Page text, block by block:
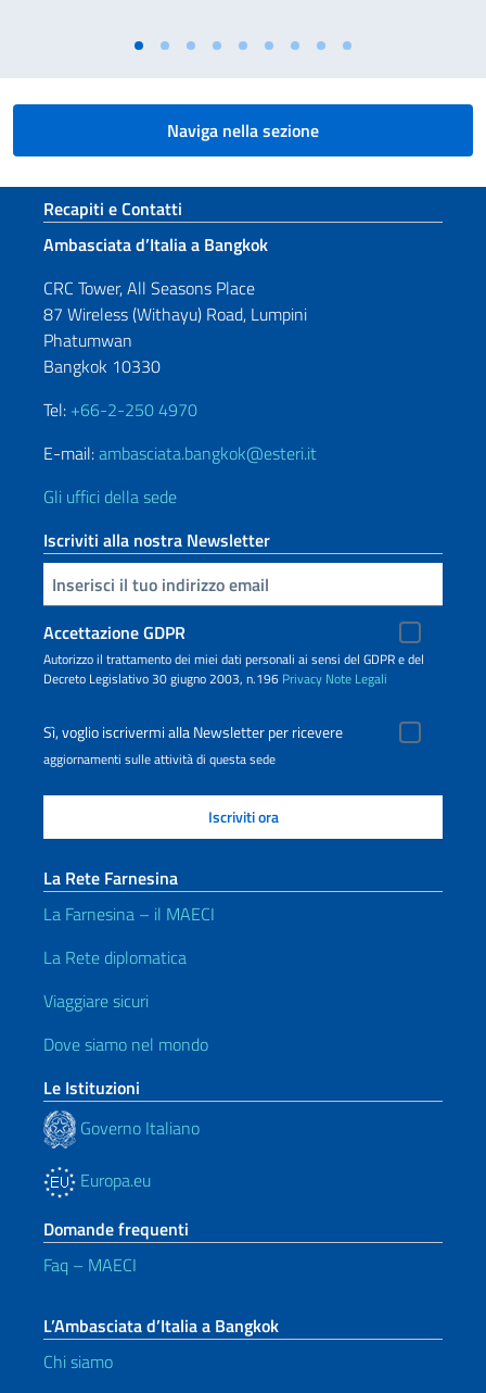
Naviga nella sezione
Sezione footer
Recapiti e Contatti
Ambasciata d’Italia a Bangkok
CRC Tower, All Seasons Place
87 Wireless (Withayu) Road, Lumpini
Phatumwan
Bangkok 10330
Tel: +66-2-250 4970
E-mail:ambasciata.bangkok@esteri.it
Gli uffici della sede
Iscriviti alla nostra Newsletter
Inserisci la tua email
Accettazione GDPR
Autorizzo il trattamento dei miei dati personali ai sensi del GDPR e del
Decreto Legislativo 30 giugno 2003, n.196 Privacy Note Legali
Sì, voglio iscrivermi alla Newsletter per ricevere
aggiornamenti sulle attività di questa sede
La Rete Farnesina
La Farnesina – il MAECI
La Rete diplomatica
Viaggiare sicuri
Dove siamo nel mondo
Le Istituzioni
Governo Italiano
Europa.eu
Domande frequenti
Faq – MAECI
L’Ambasciata d’Italia a Bangkok
Chi siamo